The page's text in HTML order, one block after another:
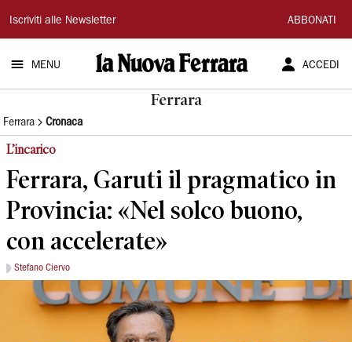
La
Nuova
Ferrara
Iscriviti alle Newsletter ABBONATI
MENU ACCEDI
Ferrara
Ferrara Cronaca
L’incarico
Ferrara, Garuti il pragmatico in
Provincia: «Nel solco buono,
con accelerate»
Stefano Ciervo